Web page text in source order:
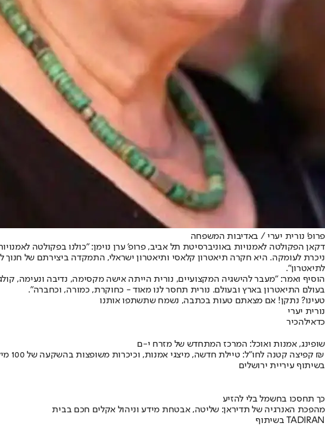
פרופ' נורית יערי / באדיבות המשפחה
דקאן הפקולטה לאמנויות באוניברסיטת תל אביב, פרופ' ערן נוימן: "כולנו בפקולטה
ניכרת לעומקה. היא חקרה תיאטרון קלאסי ותיאטרון ישראלי, התמקדה ביצירתם של חנוך
לתיאטרון".
הוסיף ואמר: "מעבר להישגיה המקצועיים, נורית הייתה אישה מקסימה, נדיבה ונעימה,
בעולם התיאטרון בארץ ובעולם. נורית תחסר לנו מאוד - כחוקרת, כמורה, וכחברה".
טעינו? נתקן! אם מצאתם טעות בכתבה, נשמח שתשתפו אותנו
נורית יערי
כדאילהכיר
שופינג, אמנות ואוכל: המרכז המתחדש של מזרח י-ם
קפיצה קטנה לחו"ל: טיילת חדשה, מיצגי אמנות, וכיכרות משופצות בהשקעה של 100 מיליון ₪
בשיתוף עיריית ירושלים
כך תחסכו בחשמל בלי להזיע
מהפכת האנרגיה של תדיראן: שליטה, אבטחת מידע וניהול אקלים חכם בבית
בשיתוף TADIRAN